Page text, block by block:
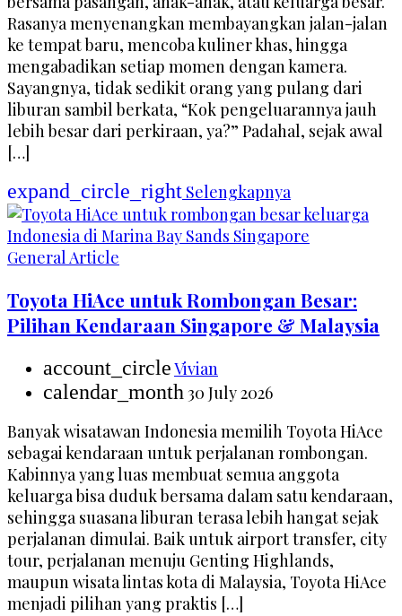
Rasanya menyenangkan membayangkan jalan-jalan
ke tempat baru, mencoba kuliner khas, hingga
mengabadikan setiap momen dengan kamera.
Sayangnya, tidak sedikit orang yang pulang dari
liburan sambil berkata, “Kok pengeluarannya jauh
lebih besar dari perkiraan, ya?” Padahal, sejak awal
[…]
expand_circle_right Selengkapnya
General Article
Toyota HiAce untuk Rombongan Besar:
Pilihan Kendaraan Singapore & Malaysia
account_circleVivian
calendar_month 30 July 2026
Banyak wisatawan Indonesia memilih Toyota HiAce
sebagai kendaraan untuk perjalanan rombongan.
Kabinnya yang luas membuat semua anggota
keluarga bisa duduk bersama dalam satu kendaraan,
sehingga suasana liburan terasa lebih hangat sejak
perjalanan dimulai. Baik untuk airport transfer, city
tour, perjalanan menuju Genting Highlands,
maupun wisata lintas kota di Malaysia, Toyota HiAce
menjadi pilihan yang praktis […]